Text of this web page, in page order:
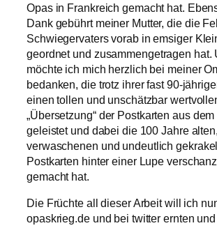
Opas in Frankreich gemacht hat.
Dank gebührt meiner Mutter, die die
Schwiegervaters vorab in emsiger
geordnet und zusammengetragen hat.
möchte ich mich herzlich bei meiner
bedanken, die trotz ihrer fast 90-
einen tollen und unschätzbar
„Übersetzung“ der Postkarten aus
geleistet und dabei die 100 Jahre
verwaschenen und undeutlich
Postkarten hinter einer Lupe
gemacht hat.
Die Früchte all dieser Arbeit will ich
opaskrieg.de und bei twitter ernten